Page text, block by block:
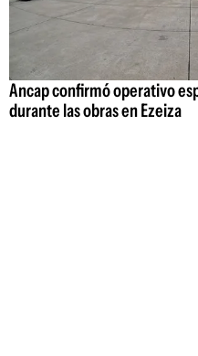
Ancap confirmó operativo
durante las obras en Ezeiza